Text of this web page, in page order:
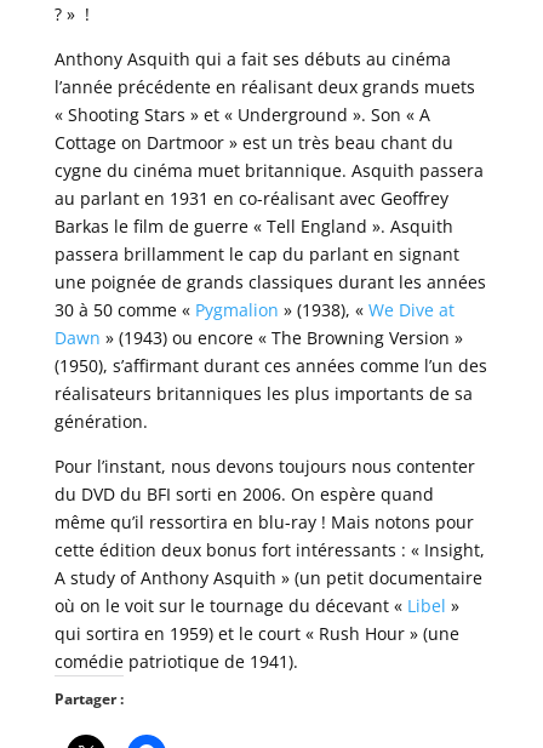
? » !
Anthony Asquith qui a fait ses débuts au cinéma
l’année précédente en réalisant deux grands muets
« Shooting Stars » et « Underground ». Son « A
Cottage on Dartmoor » est un très beau chant du
cygne du cinéma muet britannique. Asquith passera
au parlant en 1931 en co-réalisant avec Geoffrey
Barkas le film de guerre « Tell England ». Asquith
passera brillamment le cap du parlant en signant
une poignée de grands classiques durant les années
30 à 50 comme « Pygmalion » (1938), « We Dive at
Dawn » (1943) ou encore « The Browning Version »
(1950), s’affirmant durant ces années comme l’un des
réalisateurs britanniques les plus importants de sa
génération.
Pour l’instant, nous devons toujours nous contenter
du DVD du BFI sorti en 2006. On espère quand
même qu’il ressortira en blu-ray ! Mais notons pour
cette édition deux bonus fort intéressants : « Insight,
A study of Anthony Asquith » (un petit documentaire
où on le voit sur le tournage du décevant « Libel »
qui sortira en 1959) et le court « Rush Hour » (une
comédie patriotique de 1941).
Partager :